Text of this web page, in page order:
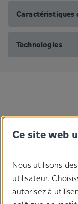
Technologies
Une
Ce site web
Nous utilisons
utilisateur.
autorisez à